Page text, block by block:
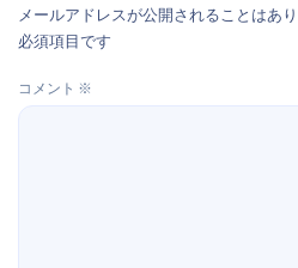
メールアドレスが公開されることはあり
必須項目です
コメント ※